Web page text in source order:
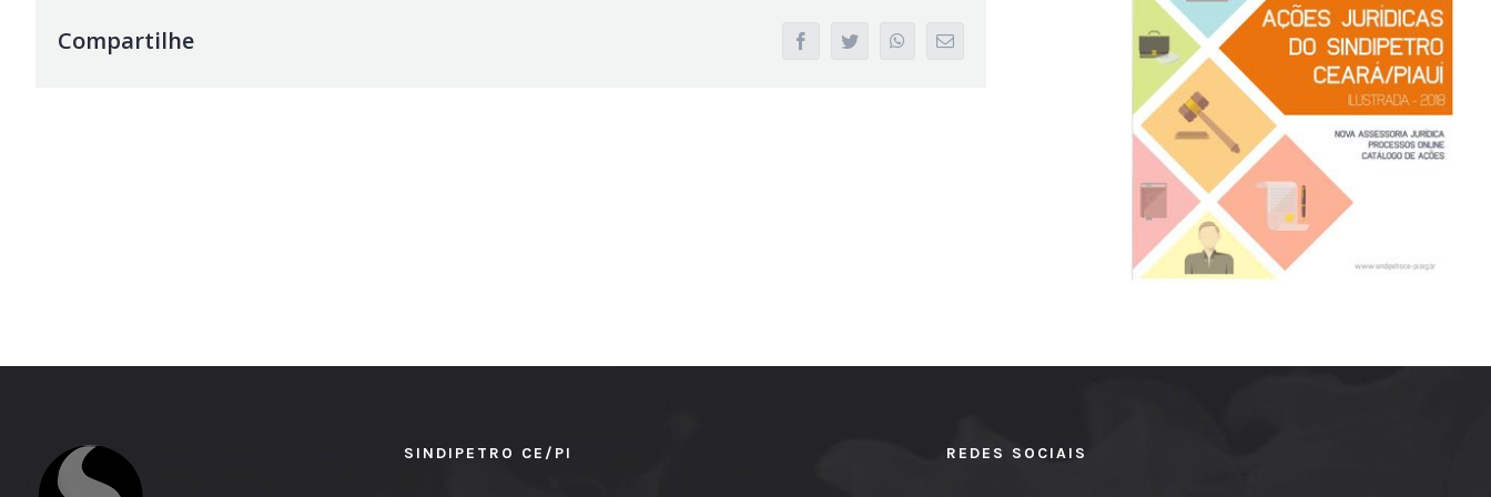
Compartilhe facebooktwitter whatsappEmail
SINDIPETRO CE/PI REDES SOCIAIS